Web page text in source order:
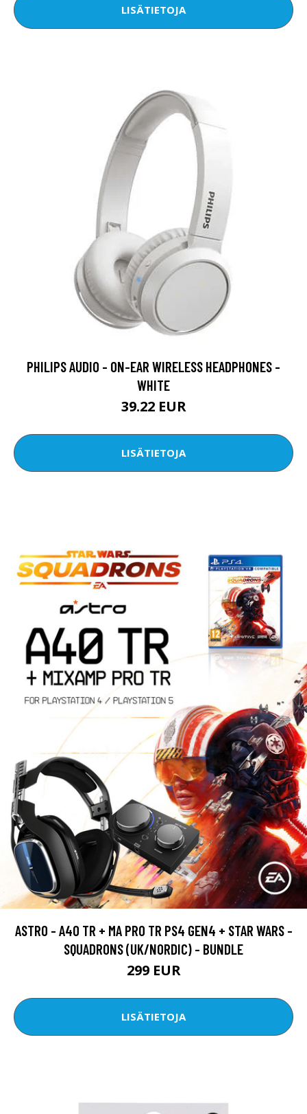
LISÄTIETOJA
PHILIPS AUDIO - ON-EAR WIRELESS HEADPHONES -
WHITE
39.22 EUR
LISÄTIETOJA
ASTRO - A40 TR + MA PRO TR PS4 GEN4 + STAR WARS -
SQUADRONS (UK/NORDIC) - BUNDLE
299 EUR
LISÄTIETOJA